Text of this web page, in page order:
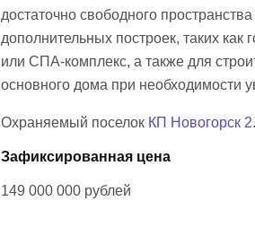
достаточно свободного
дополнительных построек, таких как
или СПА-комплекс, а также для
основного дома при необходимости
Охраняемый поселок КП Новогорск 2.
Зафиксированная цена
149 000 000 рублей